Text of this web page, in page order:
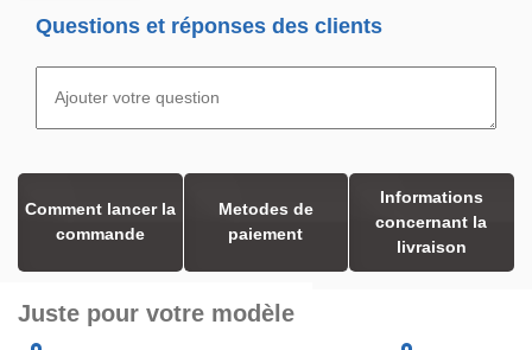
Questions et réponses des clients
Comment lancer la
commande
Metodes de
paiement
Informations
concernant la
livraison
Juste pour votre modèle